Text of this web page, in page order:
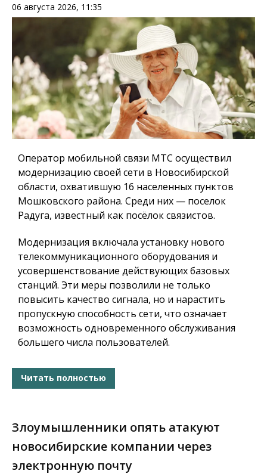
06 августа 2026, 11:35
Оператор мобильной связи МТС осуществил
модернизацию своей сети в Новосибирской
области, охватившую 16 населенных пунктов
Мошковского района. Среди них — поселок
Радуга, известный как посёлок связистов.
Модернизация включала установку нового
телекоммуникационного оборудования и
усовершенствование действующих базовых
станций. Эти меры позволили не только
повысить качество сигнала, но и нарастить
пропускную способность сети, что означает
возможность одновременного обслуживания
большего числа пользователей.
Читать полностью
Злоумышленники опять атакуют
новосибирские компании через
электронную почту